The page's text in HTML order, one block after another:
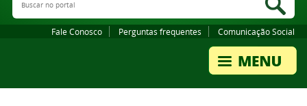
Fale Conosco Perguntas frequentes Comunicação Social